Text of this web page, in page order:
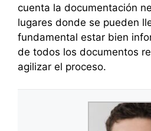
cuenta la documentación
lugares donde se pueden
fundamental estar bien
de todos los documentos
agilizar el proceso.